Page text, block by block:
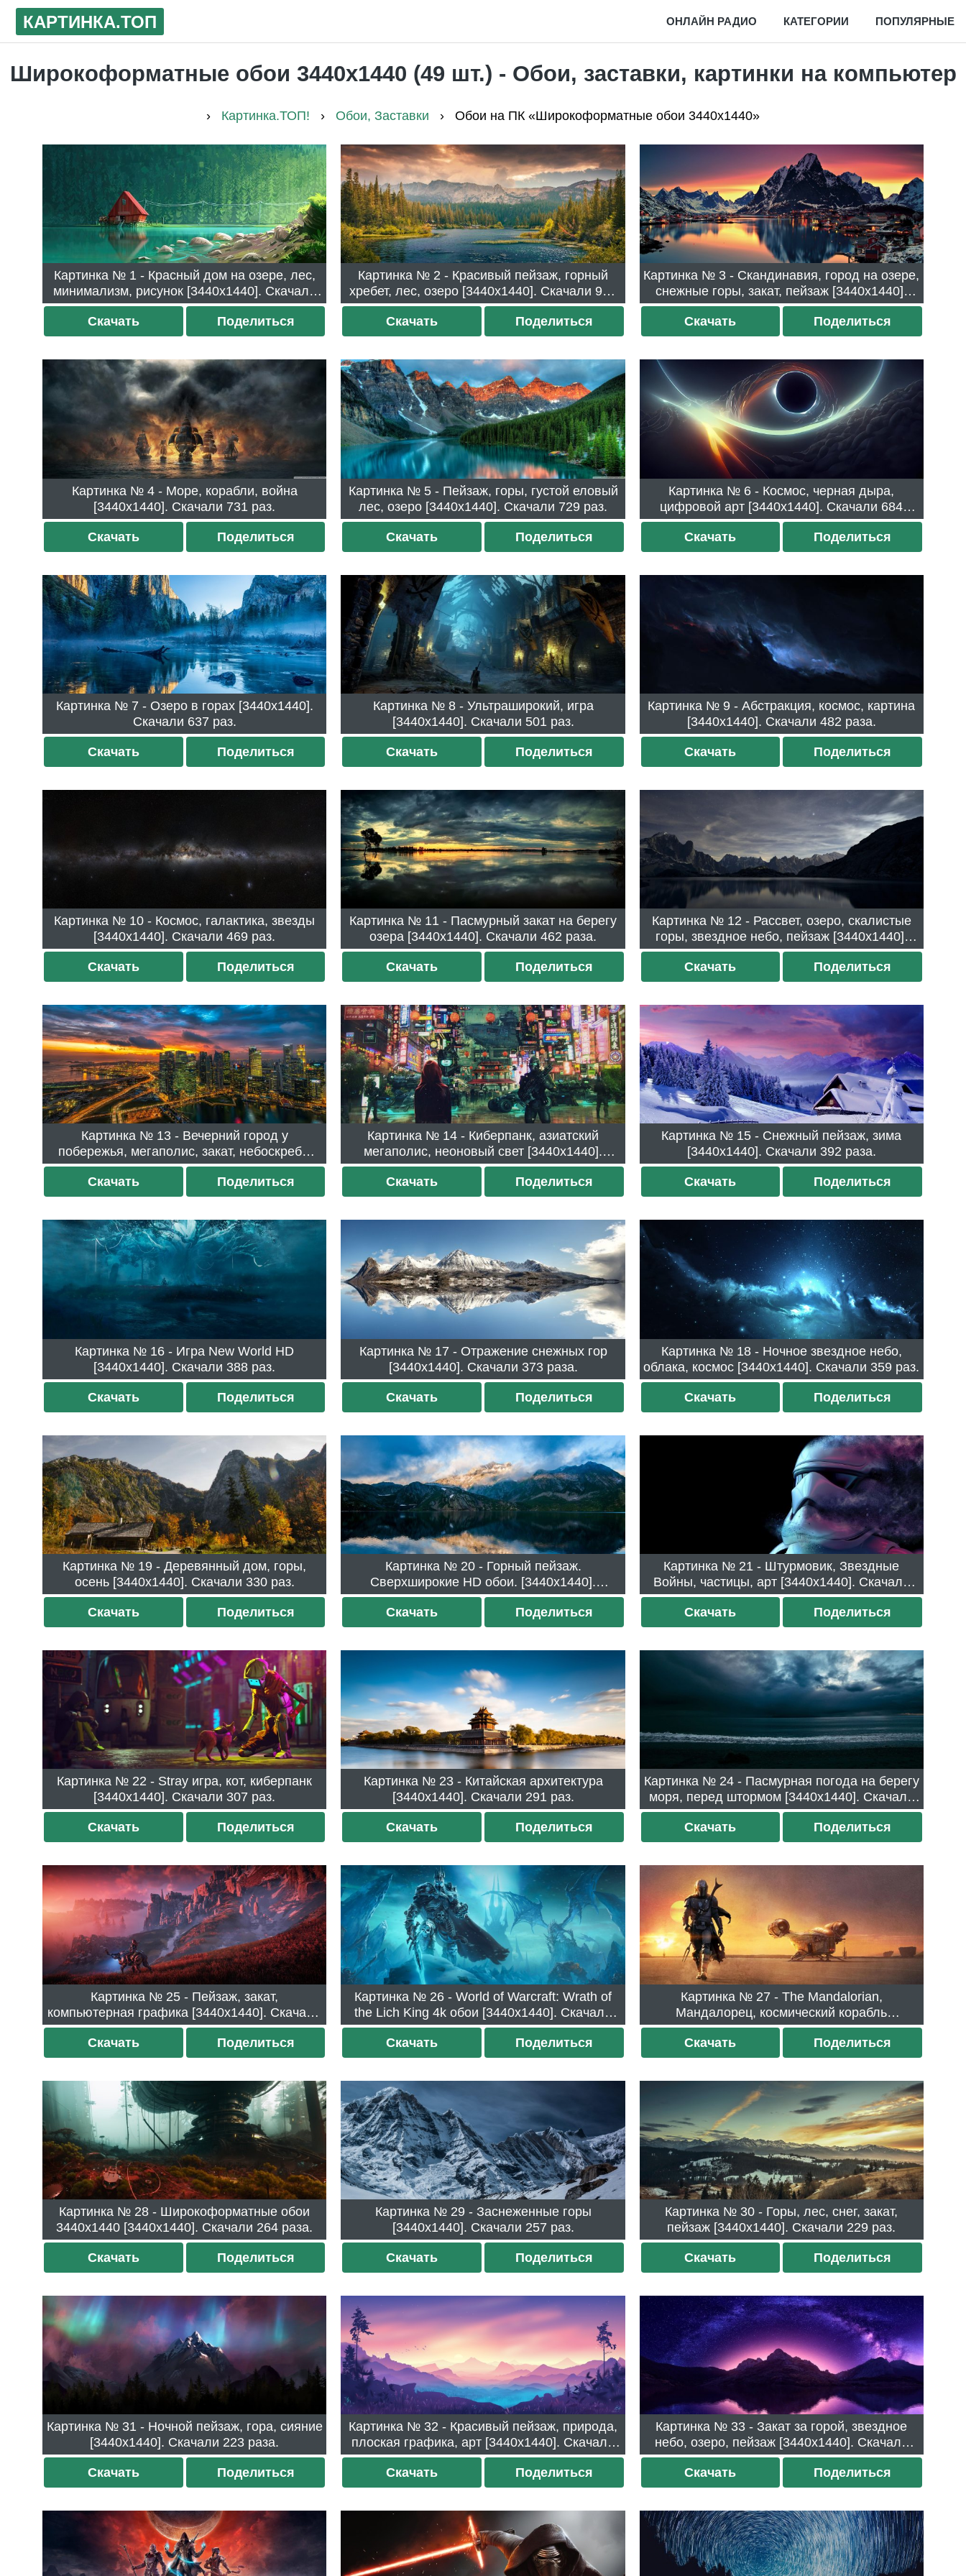
КАРТИНКА.ТОП ОНЛАЙН РАДИО КАТЕГОРИИ ПОПУЛЯРНЫЕ
Широкоформатные обои 3440x1440 (49 шт.) - Обои, заставки, картинки на компьютер
› Картинка.ТОП! › Обои, Заставки › Обои на ПК «Широкоформатные обои 3440x1440»
Картинка № 1 - Красный дом на озере, лес,
минимализм, рисунок [3440x1440]. Скачали
2734 раза.
Скачать
Поделиться
Картинка № 2 - Красивый пейзаж, горный
хребет, лес, озеро [3440x1440]. Скачали 975
раз.
Скачать
Поделиться
Картинка № 3 - Скандинавия, город на озере,
снежные горы, закат, пейзаж [3440x1440].
Скачали 815 раз.
Скачать
Поделиться
Картинка № 4 - Море, корабли, война
[3440x1440]. Скачали 731 раз.
Скачать Поделиться
Картинка № 5 - Пейзаж, горы, густой еловый
лес, озеро [3440x1440]. Скачали 729 раз.
Скачать Поделиться
Картинка № 6 - Космос, черная дыра,
цифровой арт [3440x1440]. Скачали 684
раза.
Скачать
Поделиться
Картинка № 7 - Озеро в горах [3440x1440].
Скачали 637 раз.
Скачать Поделиться
Картинка № 8 - Ультраширокий, игра
[3440x1440]. Скачали 501 раз.
Скачать Поделиться
Картинка № 9 - Абстракция, космос, картина
[3440x1440]. Скачали 482 раза.
Скачать Поделиться
Картинка № 10 - Космос, галактика, звезды
[3440x1440]. Скачали 469 раз.
Скачать Поделиться
Картинка № 11 - Пасмурный закат на берегу
озера [3440x1440]. Скачали 462 раза.
Скачать Поделиться
Картинка № 12 - Рассвет, озеро, скалистые
горы, звездное небо, пейзаж [3440x1440].
Скачали 427 раз.
Скачать
Поделиться
Картинка № 13 - Вечерний город у
побережья, мегаполис, закат, небоскребы
[3440x1440]. Скачали 413 раз.
Скачать
Поделиться
Картинка № 14 - Киберпанк, азиатский
мегаполис, неоновый свет [3440x1440].
Скачали 401 раз.
Скачать
Поделиться
Картинка № 15 - Снежный пейзаж, зима
[3440x1440]. Скачали 392 раза.
Скачать Поделиться
Картинка № 16 - Игра New World HD
[3440x1440]. Скачали 388 раз.
Скачать Поделиться
Картинка № 17 - Отражение снежных гор
[3440x1440]. Скачали 373 раза.
Скачать Поделиться
Картинка № 18 - Ночное звездное небо,
облака, космос [3440x1440]. Скачали 359 раз.
Скачать Поделиться
Картинка № 19 - Деревянный дом, горы,
осень [3440x1440]. Скачали 330 раз.
Скачать Поделиться
Картинка № 20 - Горный пейзаж.
Сверхширокие HD обои. [3440x1440].
Скачали 330 раз.
Скачать
Поделиться
Картинка № 21 - Штурмовик, Звездные
Войны, частицы, арт [3440x1440]. Скачали
312 раз.
Скачать
Поделиться
Картинка № 22 - Stray игра, кот, киберпанк
[3440x1440]. Скачали 307 раз.
Скачать Поделиться
Картинка № 23 - Китайская архитектура
[3440x1440]. Скачали 291 раз.
Скачать Поделиться
Картинка № 24 - Пасмурная погода на берегу
моря, перед штормом [3440x1440]. Скачали
284 раза.
Скачать
Поделиться
Картинка № 25 - Пейзаж, закат,
компьютерная графика [3440x1440]. Скачали
282 раза.
Скачать
Поделиться
Картинка № 26 - World of Warcraft: Wrath of
the Lich King 4k обои [3440x1440]. Скачали
276 раз.
Скачать
Поделиться
Картинка № 27 - The Mandalorian,
Мандалорец, космический корабль
[3440x1440]. Скачали 275 раз.
Скачать
Поделиться
Картинка № 28 - Широкоформатные обои
3440x1440 [3440x1440]. Скачали 264 раза.
Скачать Поделиться
Картинка № 29 - Заснеженные горы
[3440x1440]. Скачали 257 раз.
Скачать Поделиться
Картинка № 30 - Горы, лес, снег, закат,
пейзаж [3440x1440]. Скачали 229 раз.
Скачать Поделиться
Картинка № 31 - Ночной пейзаж, гора, сияние
[3440x1440]. Скачали 223 раза.
Скачать Поделиться
Картинка № 32 - Красивый пейзаж, природа,
плоская графика, арт [3440x1440]. Скачали
213 раз.
Скачать
Поделиться
Картинка № 33 - Закат за горой, звездное
небо, озеро, пейзаж [3440x1440]. Скачали
208 раз.
Скачать
Поделиться